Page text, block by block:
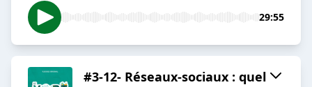
29:55
#3-12- Réseaux-sociaux : quel